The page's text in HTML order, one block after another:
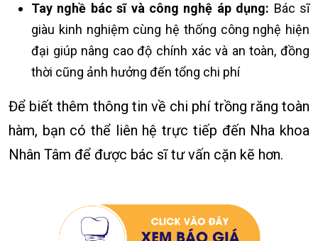
Tay nghề bác sĩ và công nghệ áp dụng: Bác sĩ
giàu kinh nghiệm cùng hệ thống công nghệ hiện
đại giúp nâng cao độ chính xác và an toàn, đồng
thời cũng ảnh hưởng đến tổng chi phí
Để biết thêm thông tin về chi phí trồng răng toàn
hàm, bạn có thể liên hệ trực tiếp đến Nha khoa
Nhân Tâm để được bác sĩ tư vấn cặn kẽ hơn.